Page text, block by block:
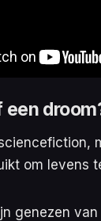
een
om levens
genezen van